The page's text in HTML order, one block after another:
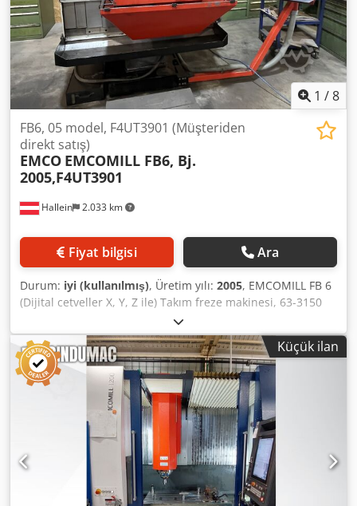
1 /8
Hallein 2.033 km
FB6, 05 model, F4UT3901 (Müşteriden
direkt satış)
EMCO EMCOMILL FB6, Bj.
2005,F4UT3901
Fiyat bilgisi Ara
Durum: iyi (kullanılmış), Üretim yılı: 2005, EMCOMILL FB 6
(Dijital cetveller X, Y, Z ile) Takım freze makinesi, 63-3150
dev/dak arasında 18 iş mili devri, X, Y, Z eksenlerinde 18
ilerleme, DIN 8615'e göre takım hassasiyeti, kızak
hareketleri X/Y/Z 700/500/500 mm, güç 5,5 kW (100% ED),
hidrolik takım sıkma, takım tutucu DIN 69871 SK 40,
elektrik bağlantısı 400/50/3, X/Y/Z eksenlerinde Heidenhain
ölçüm cetvelleri dahil, makine CE'ye uygun, karşı tutucu
olmadan, çalışma alanı korumalı. ISO9001: 1994
standardına göre üretilmiştir. Üretim yılı: 2005. F4UT3901.
Dcedpfxezln R Ee Ahyok
Küçük ilan